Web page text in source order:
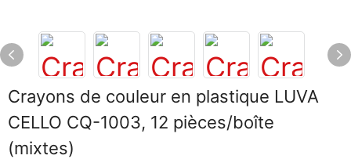
Crayons de couleur en plastique LUVA
CELLO CQ-1003, 12 pièces/boîte
(mixtes)